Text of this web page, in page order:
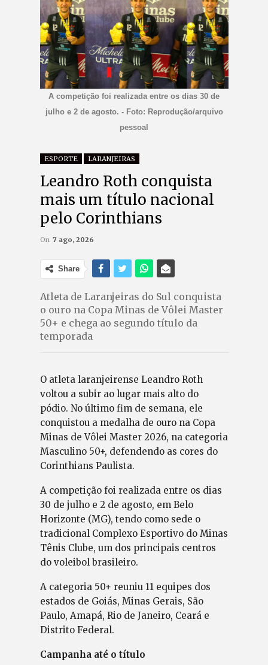
A competição foi realizada entre os dias 30 de
julho e 2 de agosto. - Foto: Reprodução/arquivo
pessoal
ESPORTE LARANJEIRAS
Leandro Roth conquista
mais um título nacional
pelo Corinthians
On 7 ago, 2026
Share
Atleta de Laranjeiras do Sul conquista
o ouro na Copa Minas de Vôlei Master
50+ e chega ao segundo título da
temporada
O atleta laranjeirense Leandro Roth
voltou a subir ao lugar mais alto do
pódio. No último fim de semana, ele
conquistou a medalha de ouro na Copa
Minas de Vôlei Master 2026, na categoria
Masculino 50+, defendendo as cores do
Corinthians Paulista.
A competição foi realizada entre os dias
30 de julho e 2 de agosto, em Belo
Horizonte (MG), tendo como sede o
tradicional Complexo Esportivo do Minas
Tênis Clube, um dos principais centros
do voleibol brasileiro.
A categoria 50+ reuniu 11 equipes dos
estados de Goiás, Minas Gerais, São
Paulo, Amapá, Rio de Janeiro, Ceará e
Distrito Federal.
Campanha até o título